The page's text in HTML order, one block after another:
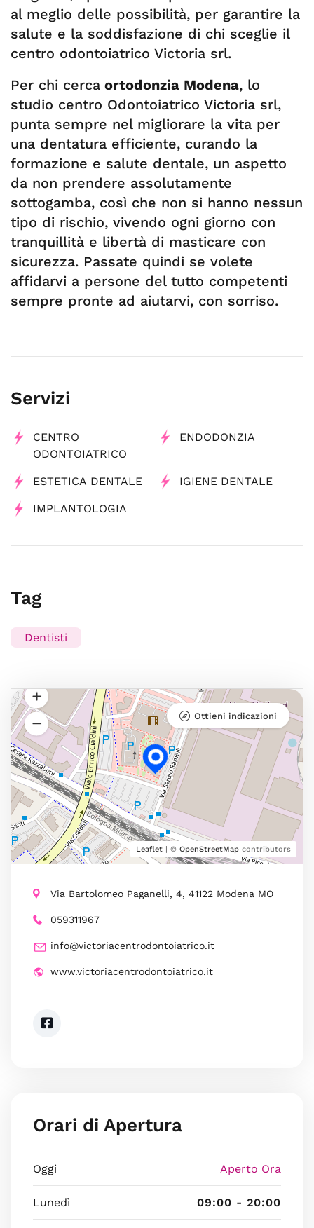
al meglio delle possibilità, per garantire la
salute e la soddisfazione di chi sceglie il
centro odontoiatrico Victoria srl.
Per chi cerca ortodonzia Modena, lo
studio centro Odontoiatrico Victoria srl,
punta sempre nel migliorare la vita per
una dentatura efficiente, curando la
formazione e salute dentale, un aspetto
da non prendere assolutamente
sottogamba, così che non si hanno nessun
tipo di rischio, vivendo ogni giorno con
tranquillità e libertà di masticare con
sicurezza. Passate quindi se volete
affidarvi a persone del tutto competenti
sempre pronte ad aiutarvi, con sorriso.
Servizi
CENTRO
ODONTOIATRICO
ENDODONZIA
ESTETICA DENTALE IGIENE DENTALE
IMPLANTOLOGIA
Tag
Dentisti
Leaflet | © OpenStreetMap contributors
Ottieni indicazioni
Via Bartolomeo Paganelli, 4, 41122 Modena MO
059311967
info@victoriacentrodontoiatrico.it
www.victoriacentrodontoiatrico.it
Orari di Apertura
Oggi Aperto Ora
Lunedì 09:00 - 20:00